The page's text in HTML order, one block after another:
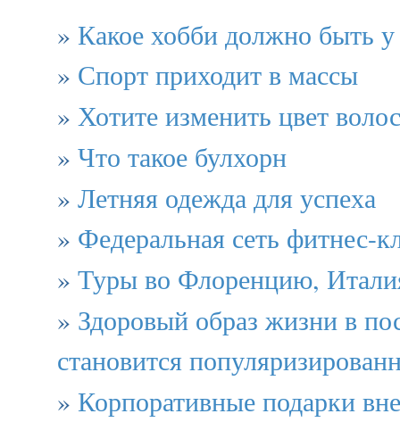
» Какое хобби должно быть у
» Спорт приходит в массы
» Хотите изменить цвет
» Что такое булхорн
» Летняя одежда для успеха
» Федеральная сеть фитнес-
» Туры во Флоренцию,
» Здоровый образ жизни в
становится
» Корпоративные подарки